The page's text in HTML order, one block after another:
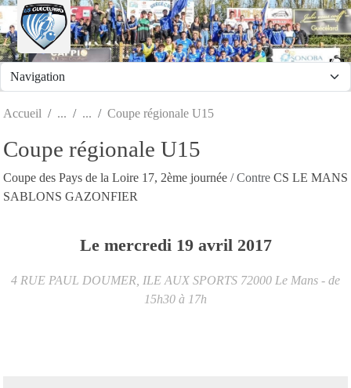
Accueil Coupe régionale U15
Coupe régionale U15
Coupe des Pays de la Loire 17, 2ème journée / Contre CS LE MANS
SABLONS GAZONFIER
Le mercredi 19 avril 2017
4 RUE PAUL DOUMER, ILE AUX SPORTS 72000 Le Mans - de
15h30 à 17h
Panneau de gestion des cookies